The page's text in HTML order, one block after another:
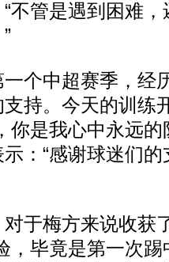
不管是遇到困难
中超赛季，经
持。今天的训练
你是我心中永远的
：“感谢球迷们
梅方来说收获
，毕竟是第一次踢